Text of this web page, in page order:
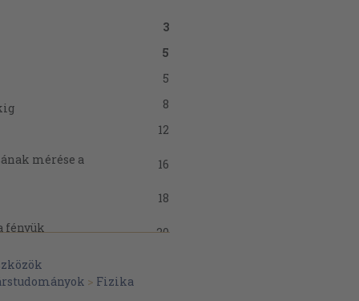
3
5
5
8
12
mérése a
16
18
fényük
20
> Fizika